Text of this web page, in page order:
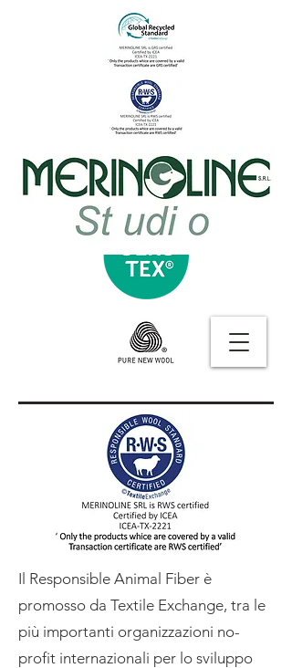
Il Responsible Animal Fiber è
promosso da Textile Exchange, tra le
più importanti organizzazioni no-
profit internazionali per lo sviluppo